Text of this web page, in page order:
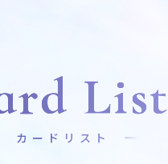
List
カードリスト